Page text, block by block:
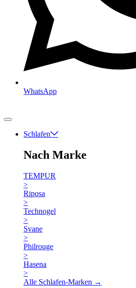
WhatsApp
Schlafen
Nach Marke
TEMPUR
>
Riposa
>
Technogel
>
Svane
>
Philrouge
>
Hasena
>
Alle Schlafen-Marken →